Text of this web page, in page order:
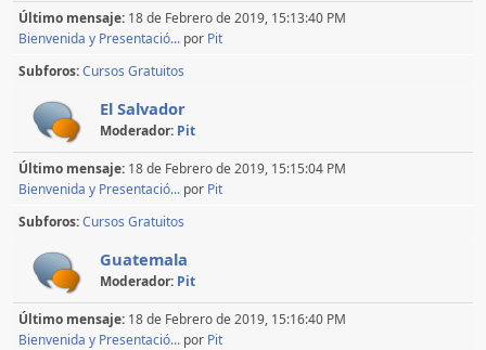
Último mensaje: 18 de Febrero de 2019, 15:13:40 PM
Bienvenida y Presentació... por Pit
Subforos Cursos Gratuitos
El Salvador
Moderador: Pit
Último mensaje: 18 de Febrero de 2019, 15:15:04 PM
Bienvenida y Presentació... por Pit
Subforos Cursos Gratuitos
Guatemala
Moderador: Pit
Último mensaje: 18 de Febrero de 2019, 15:16:40 PM
Bienvenida y Presentació... por Pit